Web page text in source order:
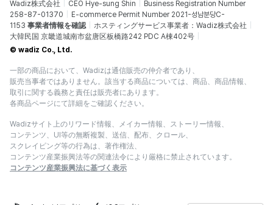
Wadiz株式会社 CEO Hye-sung Shin
Business Registration Number
258-87-01370
E-commerce Permit Number 2021-성남분당C-
1153 事業者情報を確認
ホスティングサービス事業者：Wadiz株式会社
大韓民国 京畿道城南市盆唐区板橋路242 PDC A棟402号
© wadiz Co., Ltd.
一部の商品において、Wadizは通信販売の仲介者であり、
販売当事者ではありません。該当する商品については、商品、商品情報、
取引に関する義務と責任は販売者にあります。
各商品ページにて詳細をご確認ください。
Wadizサイト上のリワード情報、メイカー情報、ストーリー情報、
コンテンツ、UI等の無断複製、送信、配布、クロール、
スクレイピング等の行為は、著作権法、
コンテンツ産業振興法等の関連法令により厳格に禁止されています。
コンテンツ産業振興法に基づく表示